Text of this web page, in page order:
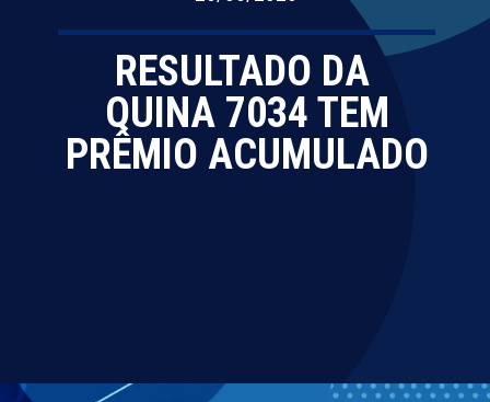
RESULTADO DA
QUINA 7034 TEM
PRÊMIO ACUMULADO